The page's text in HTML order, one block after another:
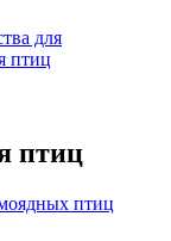
для
птиц
птиц
птиц